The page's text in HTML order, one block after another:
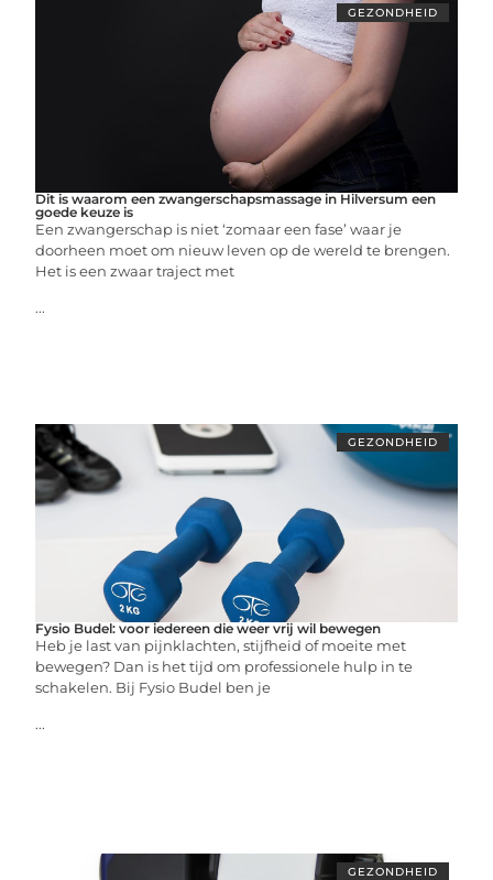
GEZONDHEID
Dit is waarom een zwangerschapsmassage in Hilversum een
goede keuze is
Een zwangerschap is niet ‘zomaar een fase’ waar je
doorheen moet om nieuw leven op de wereld te brengen.
Het is een zwaar traject met
...
GEZONDHEID
Fysio Budel: voor iedereen die weer vrij wil bewegen
Heb je last van pijnklachten, stijfheid of moeite met
bewegen? Dan is het tijd om professionele hulp in te
schakelen. Bij Fysio Budel ben je
...
GEZONDHEID